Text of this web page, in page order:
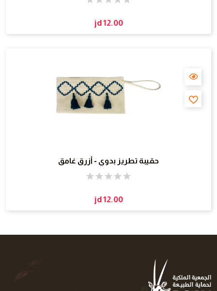
jd 12.00
حقيبة تطريز بدوي - أزرق غامق
jd 12.00